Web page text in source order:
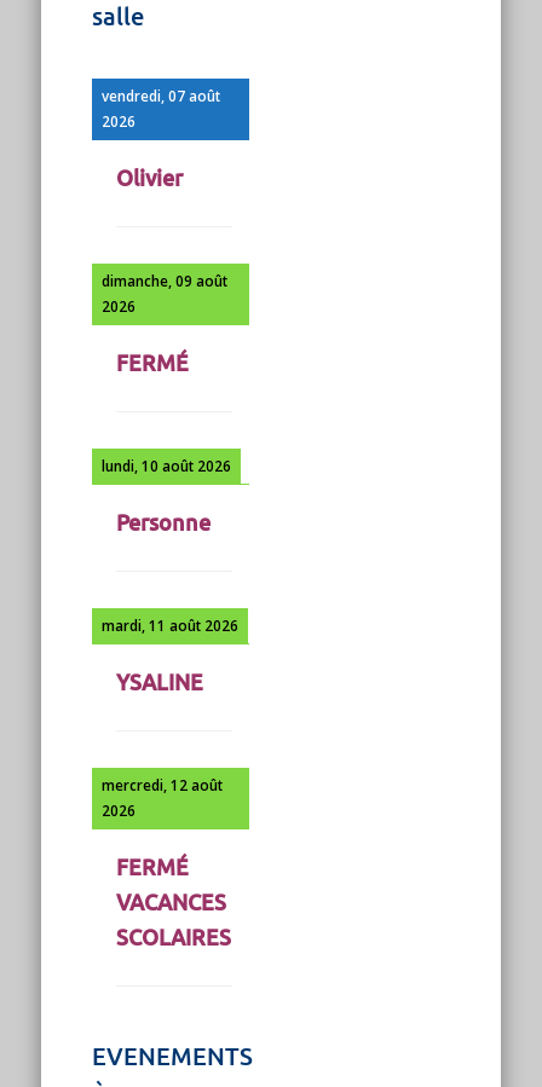
salle
vendredi, 07 août
2026
Olivier
dimanche, 09 août
2026
FERMÉ
lundi, 10 août 2026
Personne
mardi, 11 août 2026
YSALINE
mercredi, 12 août
2026
FERMÉ
VACANCES
SCOLAIRES
EVENEMENTS